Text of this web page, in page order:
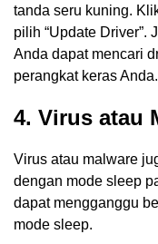
tanda seru kuning.
pilih “Update Driver”.
Anda dapat mencari
perangkat keras Anda.
4. Virus atau
Virus atau malware
dengan mode sleep
dapat mengganggu
mode sleep.